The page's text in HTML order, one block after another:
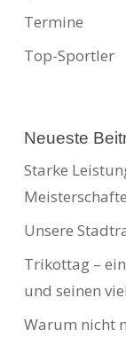
Termine
Top-Sportler
Neueste
Starke
Unsere
Trikottag –
und seinen
Warum nicht